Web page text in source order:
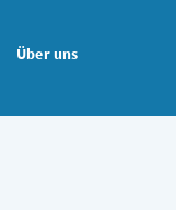
Über uns